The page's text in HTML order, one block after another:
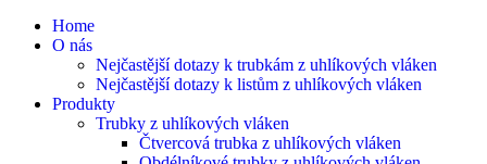
Home
O nás
Nejčastější dotazy k trubkám z uhlíkových vláken
Nejčastější dotazy k listům z uhlíkových vláken
Produkty
Trubky z uhlíkových vláken
Čtvercová trubka z uhlíkových vláken